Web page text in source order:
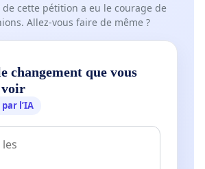
de cette pétition a eu le courage de
Allez-vous faire de même ?
changement que vous
voir
l’IA